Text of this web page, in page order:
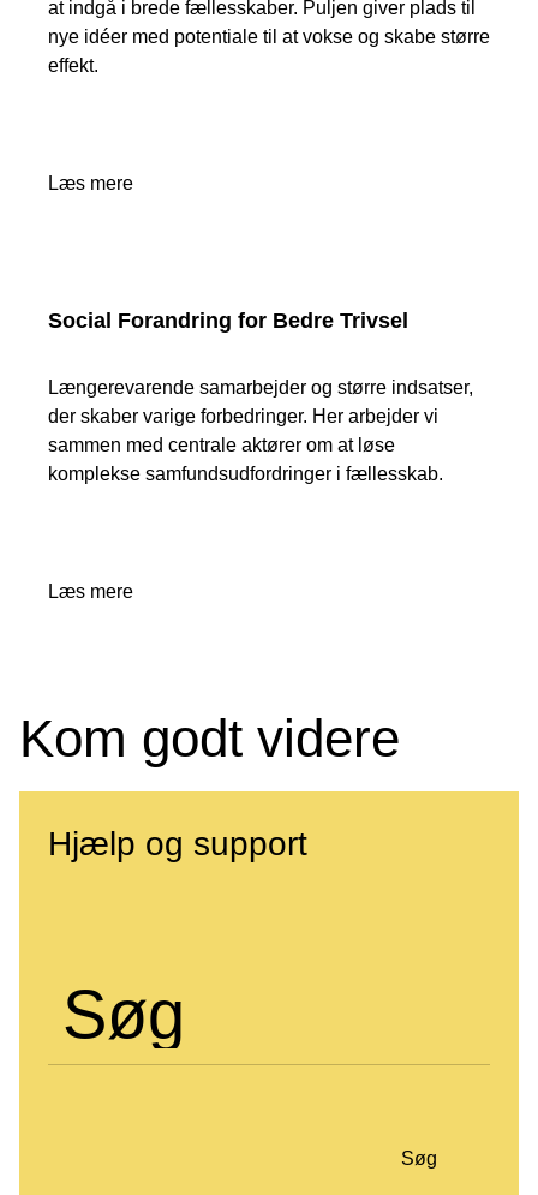
at indgå i brede fællesskaber. Puljen giver plads til
nye idéer med potentiale til at vokse og skabe større
effekt.
Læs mere
Social Forandring for Bedre Trivsel
Længerevarende samarbejder og større indsatser,
der skaber varige forbedringer. Her arbejder vi
sammen med centrale aktører om at løse
komplekse samfundsudfordringer i fællesskab.
Læs mere
Kom godt videre
Hjælp og support
Søg
Søg